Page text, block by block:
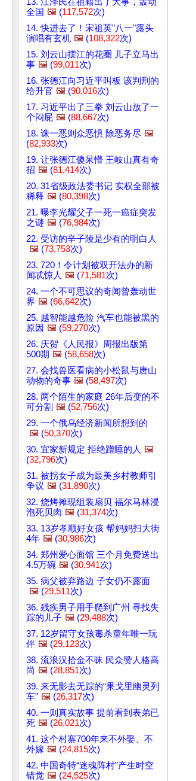
全国 🖼️ (117,572次)
14. 快进去了！宋祖英"八一"露头
演唱有玄机 🖼️ (108,322次)
15. 刘云山摆江的花圈 儿子立马出
事 🖼️ (99,011次)
16. 张德江向习近平叫板 该判刑的
给升官 🖼️ (90,016次)
17. 习近平出了三拳 刘云山放了一
个闷屁 🖼️ (88,667次)
18. 诛一恶则众恶惧 除恶务尽 🖼️
(82,933次)
19. 让张德江傻呆懵 王岐山真有奇
招 🖼️ (81,414次)
20. 31省级政法委书记 实权全部被
稀释 🖼️ (80,398次)
21. 曝李光耀父子一死一癌症突发
之谜 🖼️ (76,984次)
22. 受访的辛子陵是少有的明白人
🖼️ (73,753次)
23. 720！令计划被双开法办的新
闻忒惊人 🖼️ (71,581次)
24. 一个不可思议的奇闻曾轰动世
界 🖼️ (66,642次)
25. 越智能越危险 汽车也能被黑的
原因 🖼️ (59,270次)
26. 庆贺《人民报》周报出版第
500期 🖼️ (58,658次)
27. 会找兽医看病的小松鼠与唐山
动物的奇事 🖼️ (58,497次)
28. 两个陌生的家庭 26年后变的不
可分割 🖼️ (52,756次)
29. 一个俄乌经济新闻所想到的
🖼️ (50,370次)
30. 宜家新规定 拒绝蹭睡的人 🖼️
(32,796次)
31. 被拐女子成为最美乡村教师引
争议 🖼️ (31,890次)
32. 烧烤摊现组装扇贝 福尔马林浸
泡死贝肉 🖼️ (31,374次)
33. 13岁孝顺好女孩 帮妈妈扫大街
4年 🖼️ (30,986次)
34. 郑州爱心面馆 三个月免费送出
4.5万碗 🖼️ (30,941次)
35. 病父被弃路边 子女仍不露面
🖼️ (29,511次)
36. 残疾男子用手爬到广州 寻找失
踪的儿子 🖼️ (29,488次)
37. 12岁留守女孩毒杀童年唯一玩
伴 🖼️ (29,123次)
38. 流浪汉拾金不昧 民众赞人格高
尚 🖼️ (28,851次)
39. 来无影去无踪的“果戈里幽灵列
车” 🖼️ (26,317次)
40. 一则真实故事 提前看到表弟已
死 🖼️ (26,021次)
41. 这个村寨700年来不外娶、不
外嫁 🖼️ (24,815次)
42. 中国奇特“迷魂阵村”产生时空
错觉 🖼️ (24,525次)